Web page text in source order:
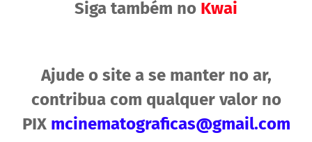
Siga também no Kwai
Ajude o site a se manter no ar,
contribua com qualquer valor no
PIX mcinematograficas@gmail.com